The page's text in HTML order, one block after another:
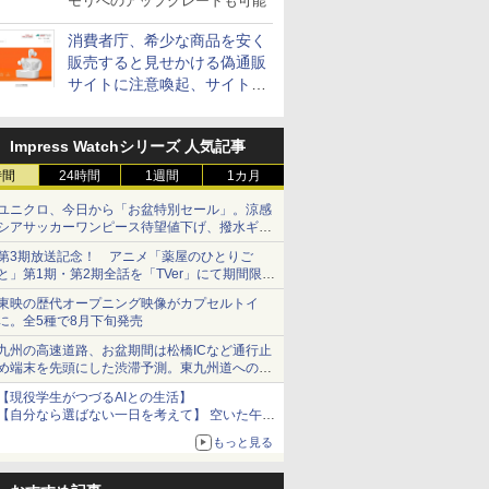
消費者庁、希少な商品を安く
販売すると見せかける偽通販
サイトに注意喚起、サイト名
Impress Watchシリーズ 人気記事
24時間 1週間 1カ月
ニクロ、今日から「お盆特別セール」。涼感
アサッカーワンピース待望値下げ、撥水ギア
ョーツは1990円に
3期放送記念！ アニメ「薬屋のひとりご
」第1期・第2期全話を「TVer」にて期間限定
順次無料配信開始
映の歴代オープニング映像がカプセルトイ
。全5種で8月下旬発売
州の高速道路、お盆期間は松橋ICなど通行止
端末を先頭にした渋滞予測。東九州道への迂
は料金調整を実施
現役学生がつづるAIとの生活】
自分なら選ばない一日を考えて】 空いた午後
チャッピーに捧げたら、思わぬ絶景に出会っ
もっと見る